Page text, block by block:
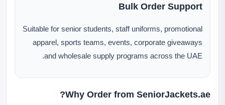
Bulk Order Support
Suitable for senior students, staff uniforms, promotional
apparel, sports teams, events, corporate giveaways
and wholesale supply programs across the UAE.
Why Order from SeniorJackets.ae?